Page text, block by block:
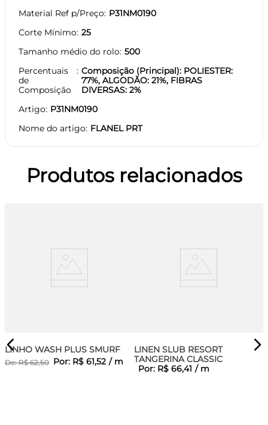
Material Ref p/Preço P31NM0190
Corte Mínimo 25
Tamanho médio do rolo 500
Percentuais
de
Composição
Composição (Principal): POLIESTER:
77%, ALGODÃO: 21%, FIBRAS
DIVERSAS: 2%
Artigo P31NM0190
Nome do artigo FLANEL PRT
Produtos relacionados
LINHO WASH PLUS SMURF
De:R$ 62,50 Por: R$ 61,52 / m
LINEN SLUB RESORT
TANGERINA CLASSIC
Por: R$ 66,41 / m